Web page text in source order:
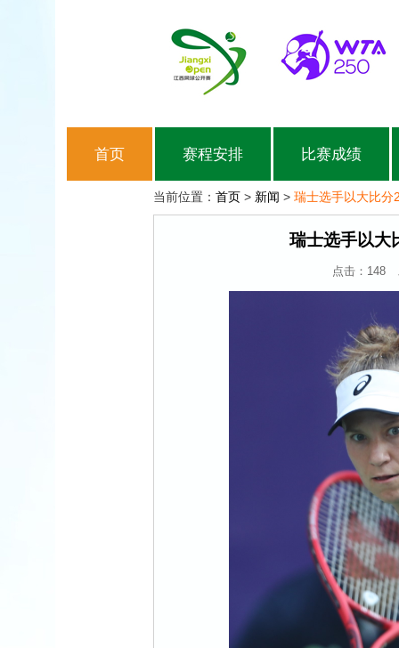
首页 赛程安排 比赛成绩
当前位置： 首页 > 新闻 > 瑞士选手以大比分
瑞士选手以大
点击： 148